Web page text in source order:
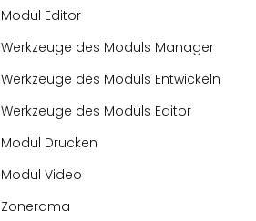
Modul Editor
Werkzeuge des Moduls Manager
Werkzeuge des Moduls Entwickeln
Werkzeuge des Moduls Editor
Modul Drucken
Modul Video
Zonerama